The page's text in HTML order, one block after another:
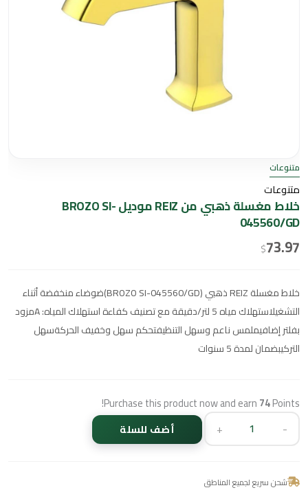
متنوعات
متنوعات
خلاط مغسلة ذهبي من REIZ موديل BROZO SI-
045560/GD
$73.97
خلاط مغسلة REIZ ذهبي (BROZO SI-045560/GD)ضوضاء منخفضة أثناء
التشغيلاستهلاك مياه 5 لتر/دقيقة مع تصنيف كفاءة استهلاك المياه: Aمزود
بفلتر إضافيملمس ناعم وسهل التنظيفتحكم سهل وخفيف الحركةسهل
التركيبضمان لمدة 5 سنوات
Purchase this product now and earn74Points!
-
+ أضف للسلة
شحن سريع لجميع المناطق